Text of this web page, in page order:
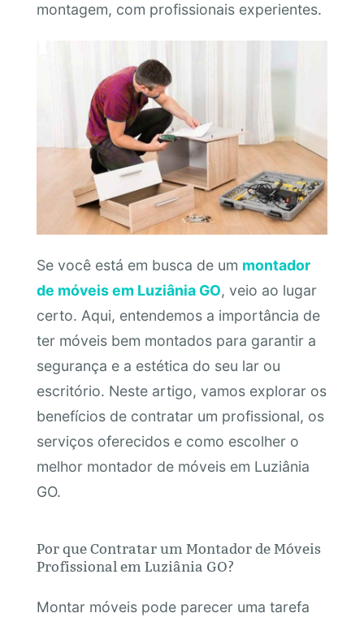
montagem, com profissionais experientes.
Se você está em busca de um montador
de móveis em Luziânia GO, veio ao lugar
certo. Aqui, entendemos a importância de
ter móveis bem montados para garantir a
segurança e a estética do seu lar ou
escritório. Neste artigo, vamos explorar os
benefícios de contratar um profissional, os
serviços oferecidos e como escolher o
melhor montador de móveis em Luziânia
GO.
Por que Contratar um Montador de Móveis
Profissional em Luziânia GO?
Montar móveis pode parecer uma tarefa